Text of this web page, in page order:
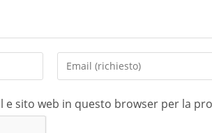
e sito web in questo browser per la